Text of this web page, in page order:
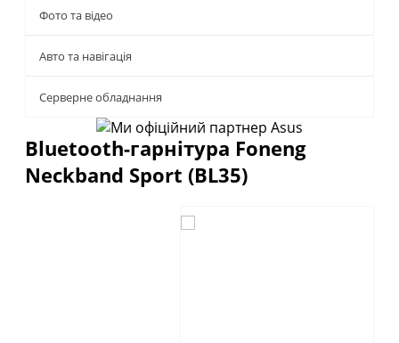
Фото та відео
Авто та навігація
Серверне обладнання
Bluetooth-гарнітура Foneng
Neckband Sport (BL35)